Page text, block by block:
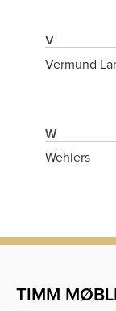
V
Vermund
W
Wehlers
TIMM